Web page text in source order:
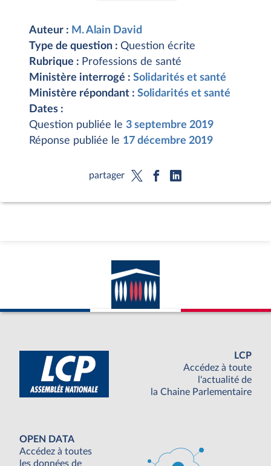
Auteur : M. Alain David
Type de question : Question écrite
Rubrique : Professions de santé
Ministère interrogé : Solidarités et santé
Ministère répondant : Solidarités et santé
Dates :
Question publiée le 3 septembre 2019
Réponse publiée le 17 décembre 2019
partager
LCP
Accédez à toute
l'actualité de
la Chaine Parlementaire
OPEN DATA
Accédez à toutes
les données de